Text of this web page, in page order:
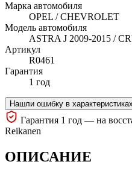
Марка автомобиля
OPEL / CHEVROLET
Модель автомобиля
ASTRA J 2009-2015 /
Артикул
R0461
Гарантия
1 год
Нашли ошибку в
Гарантия 1 год — на
Reikanen
ОПИСАНИЕ